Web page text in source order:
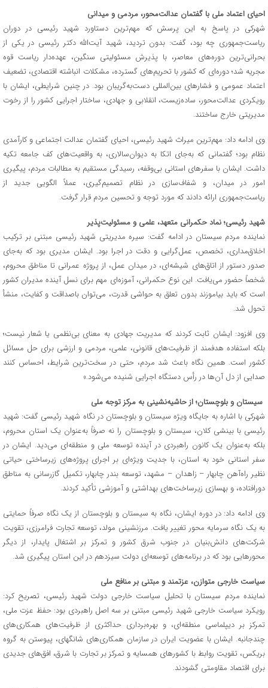
احیای اعتماد ملی با گفتمان عدالت‌محور، مردمی و میدانی
شهرکی در پاسخ به این پرسش که مهم‌ترین دستاورد شهید رئیسی در دوران
ریاست‌جمهوری چه بود، گفت: بدون تردید، شهید آیت‌الله دکتر رئیسی در یکی از
بحرانی‌ترین دوره‌های معاصر، با پذیرش مسئولیتی سنگین، عهده‌دار ریاست قوه
مجریه شد؛ دوره‌ای که کشور با تحریم‌های گسترده، مشکلات انباشته اقتصادی، تضعیف
اعتماد عمومی و فشارهای بین‌المللی دست‌به‌گریبان بود. در چنین شرایطی، ایشان با
رویکردی عدالت‌محور، ساده‌زیست، انقلابی و جهادی، ساختار اجرایی کشور را از رخوت
مدیریتی خارج ساختند.
وی ادامه داد: مهم‌ترین میراث شهید رئیسی، احیای گفتمان عدالت اجتماعی و کارآمدی
نظام بود؛ گفتمانی که به‌جای اتکا به دیوان‌سالاری، به واقعیت‌های کف جامعه تکیه
داشت. ایشان با سفرهای استانی بی‌وقفه، رسیدگی مستقیم به مطالبات مردم، پیگیری
امور در میدان، و شفاف‌سازی در نظام تصمیم‌گیری، عملاً الگویی جدید از
ریاست‌جمهوری ارائه دادند که مورد توجه و تحسین مردم قرار گرفت.
شهید رئیسی؛ نماد حکمرانی متعهد، علمی و مسئولیت‌پذیر
نماینده مردم سیستان در ادامه گفت: سیره مدیریتی شهید رئیسی مبتنی بر ترکیب
اخلاق‌مداری، تخصص، عمل‌گرایی و دقت در اجرا بود. ایشان مدیری بود که به‌جای
صدور دستور از اتاق‌های شیشه‌ای، در میدان عمل، از پروژه عمرانی تا مناطق محروم،
شخصاً حضور می‌یافت. این نوع حکمرانی، آموزه‌ای مهم برای نسل آینده مدیران کشور
است که باید بیاموزند بدون تعلق به حواشی قدرت، می‌توان باصداقت و کفایت، منشأ
تحول شد.
وی افزود: ایشان ثابت کردند که مدیریت جهادی به معنای بی‌نظمی یا شعار نیست؛
بلکه استفاده هدفمند از ظرفیت‌های قانونی، علمی، مردمی و ارزشی برای حل مسائل
کشور است. همین نگاه باعث شد مردم، حتی در سخت‌ترین شرایط، احساس کنند
صدایی از دل آن‌ها در رأس دستگاه اجرایی شنیده می‌شود.»
سیستان و بلوچستان؛ از حاشیه‌نشینی به مرکز توجه ملی
شهرکی با اشاره به جایگاه ویژه سیستان و بلوچستان در نگاه شهید رئیسی گفت: شهید
رئیسی با بینشی کلان، سیستان و بلوچستان را نه صرفاً به‌عنوان یک استان محروم،
بلکه به‌عنوان یک کانون راهبردی در آینده توسعه ملی و منطقه‌ای می‌دید. ایشان در
سفر استانی خود به استان، با جدیت ویژه‌ای بر اجرای پروژه‌های زیرساختی حیاتی
نظیر راه‌آهن چابهار – زاهدان – مشهد، توسعه بندر چابهار، تکمیل گازرسانی به مناطق
دورافتاده، و بهسازی زیرساخت‌های بهداشتی و آموزشی تأکید کردند.
وی ادامه داد: در دوره ایشان، نگاه به سیستان و بلوچستان از یک نگاه صرفاً حمایتی
به یک نگاه سرمایه محور تغییر یافت. مرزنشینی مولد، توسعه تجارت فرامرزی، تقویت
شرکت‌های دانش‌بنیان در جنوب شرق کشور و تمرکز بر اشتغال پایدار، از دیگر
محورهایی بود که در برنامه‌های توسعه‌ای دولت سیزدهم در این استان پیگیری شد.
سیاست خارجی متوازن، عزتمند و مبتنی بر منافع ملی
نماینده مردم سیستان با تحلیل سیاست خارجی دولت شهید رئیسی، تصریح کرد:
رویکرد سیاست خارجی شهید رئیسی مبتنی بر سه اصل راهبردی بود: حفظ عزت ملی،
تمرکز بر دیپلماسی منطقه‌ای، و بهره‌برداری حداکثری از ظرفیت‌های همکاری‌های
چندجانبه. ایشان با عضویت ایران در سازمان همکاری‌های شانگهای، پیوستن به گروه
بریکس، تقویت روابط با کشورهای همسایه و تمرکز بر تجارت با شرق، افق‌های جدیدی
برای اقتصاد مقاومتی گشودند.